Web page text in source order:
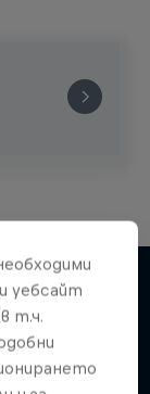
уебсайт
т.ч.